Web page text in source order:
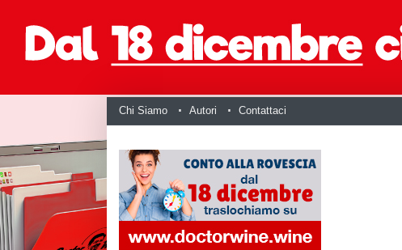
Chi Siamo Autori Contattaci